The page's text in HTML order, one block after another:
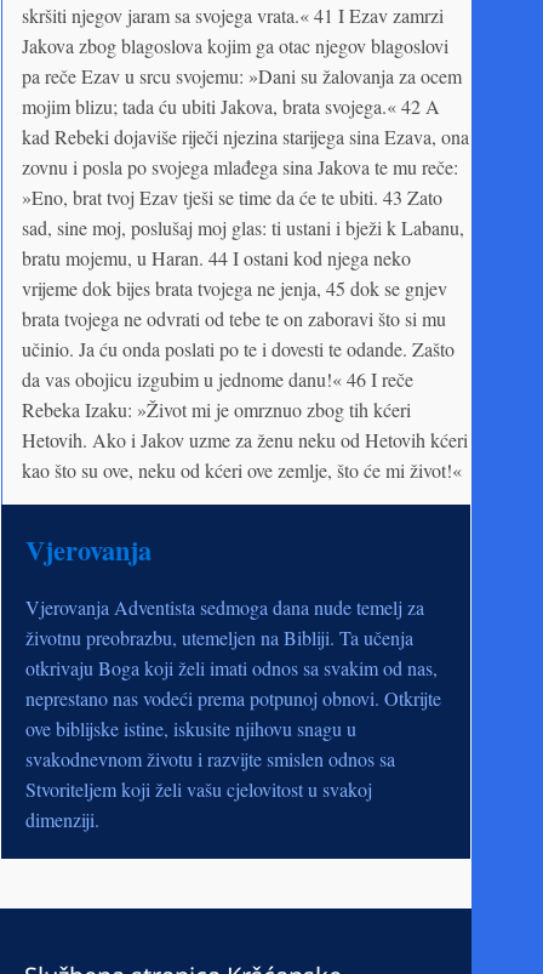
skršiti njegov jaram sa svojega vrata.« 41 I Ezav zamrzi
Jakova zbog blagoslova kojim ga otac njegov blagoslovi
pa reče Ezav u srcu svojemu: »Dani su žalovanja za ocem
mojim blizu; tada ću ubiti Jakova, brata svojega.« 42 A
kad Rebeki dojaviše riječi njezina starijega sina Ezava, ona
zovnu i posla po svojega mlađega sina Jakova te mu reče:
»Eno, brat tvoj Ezav tješi se time da će te ubiti. 43 Zato
sad, sine moj, poslušaj moj glas: ti ustani i bježi k Labanu,
bratu mojemu, u Haran. 44 I ostani kod njega neko
vrijeme dok bijes brata tvojega ne jenja, 45 dok se gnjev
brata tvojega ne odvrati od tebe te on zaboravi što si mu
učinio. Ja ću onda poslati po te i dovesti te odande. Zašto
da vas obojicu izgubim u jednome danu!« 46 I reče
Rebeka Izaku: »Život mi je omrznuo zbog tih kćeri
Hetovih. Ako i Jakov uzme za ženu neku od Hetovih kćeri
kao što su ove, neku od kćeri ove zemlje, što će mi život!«
Vjerovanja
Vjerovanja Adventista sedmoga dana nude temelj za
životnu preobrazbu, utemeljen na Bibliji. Ta učenja
otkrivaju Boga koji želi imati odnos sa svakim od nas,
neprestano nas vodeći prema potpunoj obnovi. Otkrijte
ove biblijske istine, iskusite njihovu snagu u
svakodnevnom životu i razvijte smislen odnos sa
Stvoriteljem koji želi vašu cjelovitost u svakoj
dimenziji.